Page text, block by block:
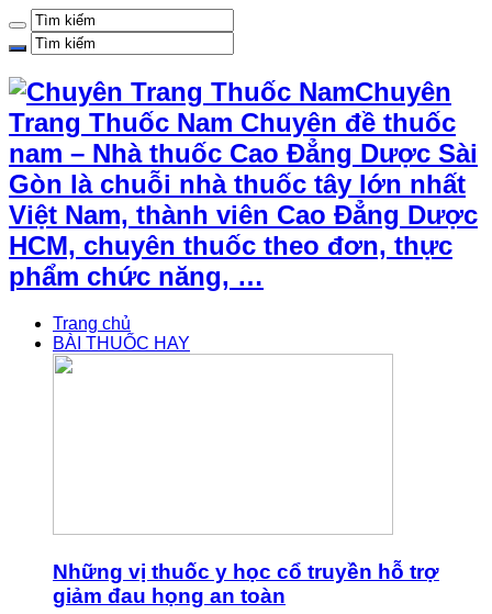
Chuyên
Trang Thuốc Nam Chuyên đề thuốc
nam – Nhà thuốc Cao Đẳng Dược Sài
Gòn là chuỗi nhà thuốc tây lớn nhất
Việt Nam, thành viên Cao Đẳng Dược
HCM, chuyên thuốc theo đơn, thực
phẩm chức năng, …
Trang chủ
BÀI THUỐC HAY
Những vị thuốc y học cổ truyền hỗ trợ
giảm đau họng an toàn